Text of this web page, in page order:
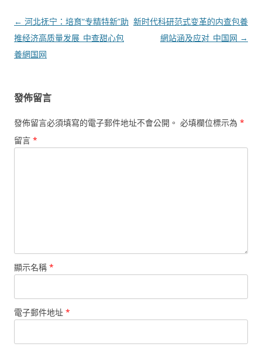
文
章
導
← 河北抚宁：培育“专精特新”助
推经济高质量发展_中查甜心包
養網国网
新时代科研范式变革的内查包養
網站涵及应对_中国网 →
發佈留言
發佈留言必須填寫的電子郵件地址不會公開。 必填欄位標示為 *
留言 *
顯示名稱 *
電子郵件地址 *